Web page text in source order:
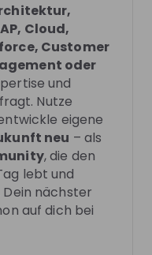
See all
KI für
für den Einsatz
zeigen
Sicherheit und
der
du, wie
Cloud,
Customer
oder
und
Nutze
eigene
neu – als
, die den
lebt und
nächster
auf dich bei